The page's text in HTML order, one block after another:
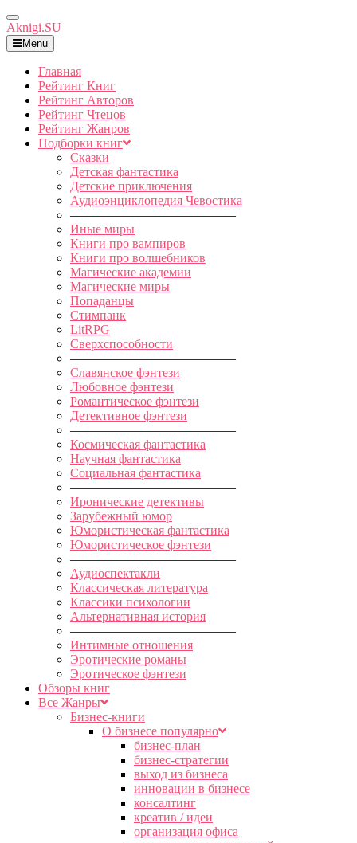
Toggle
Navigation
Aknigi.SU
Menu
Главная
Рейтинг Книг
Рейтинг Авторов
Рейтинг Чтецов
Рейтинг Жанров
Подборки книг
Сказки
Детская фантастика
Детские приключения
Аудиоэнциклопедия Чевостика
—————————————
Иные миры
Книги про вампиров
Книги про волшебников
Магические академии
Магические миры
Попаданцы
Стимпанк
LitRPG
Сверхспособности
—————————————
Славянское фэнтези
Любовное фэнтези
Романтическое фэнтези
Детективное фэнтези
—————————————
Космическая фантастика
Научная фантастика
Социальная фантастика
—————————————
Иронические детективы
Зарубежный юмор
Юмористическая фантастика
Юмористическое фэнтези
—————————————
Аудиоспектакли
Классическая литература
Классики психологии
Альтернативная история
—————————————
Интимные отношения
Эротические романы
Эротическое фэнтези
Обзоры книг
Все Жанры
Бизнес-книги
О бизнесе популярно
бизнес-план
бизнес-стратегии
выход из бизнеса
инновации в бизнесе
консалтинг
креатив / идеи
организация офиса